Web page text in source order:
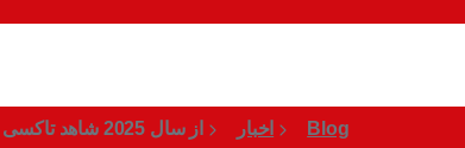
Blog اخبار از سال 2025 شاهد تاکسی های پرنده در آسمان خواهیم بود!